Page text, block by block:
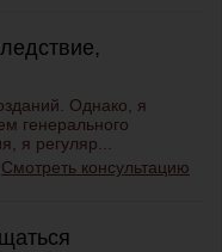
Однако, я
генерального
я регуляр...
Смотреть консультацию